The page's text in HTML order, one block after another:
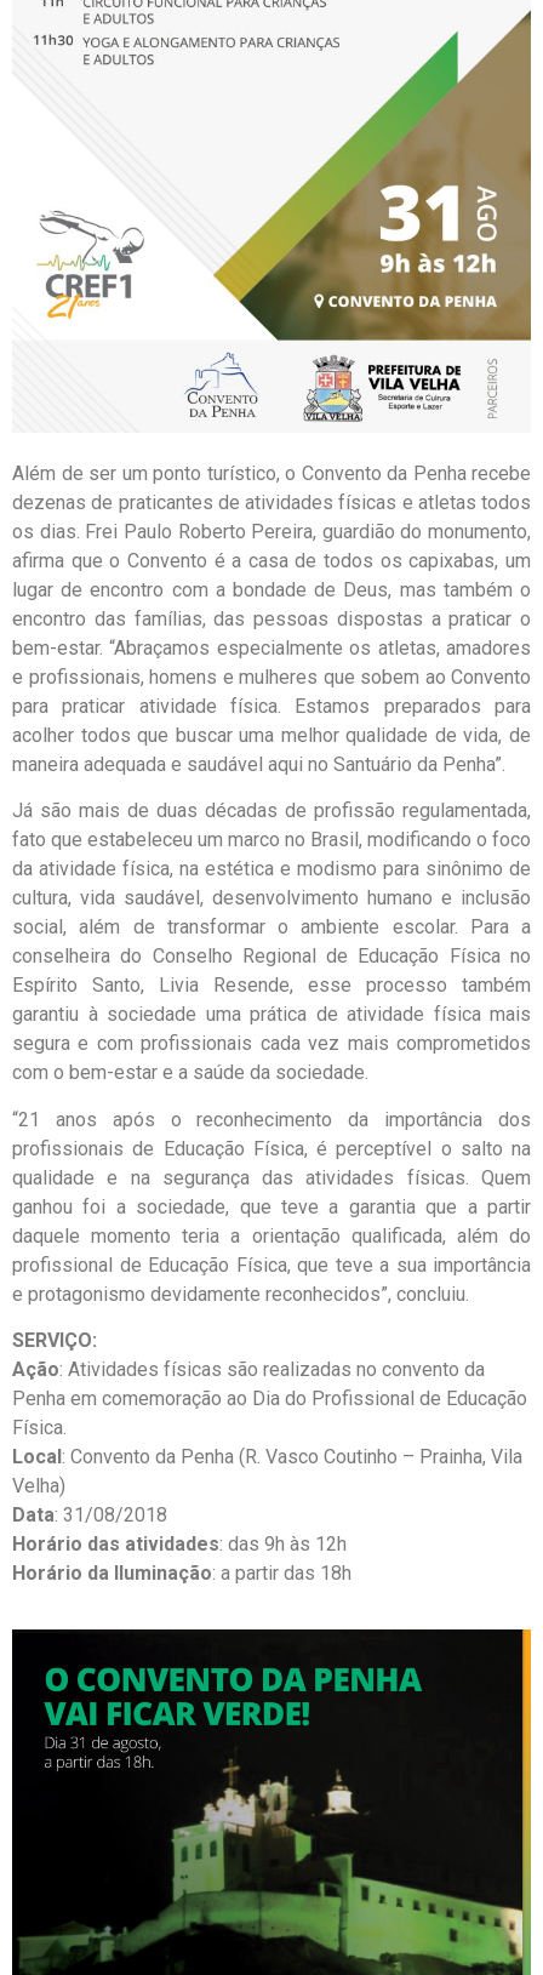
Além de ser um ponto turístico, o Convento da Penha recebe
dezenas de praticantes de atividades físicas e atletas todos
os dias. Frei Paulo Roberto Pereira, guardião do monumento,
afirma que o Convento é a casa de todos os capixabas, um
lugar de encontro com a bondade de Deus, mas também o
encontro das famílias, das pessoas dispostas a praticar o
bem-estar. “Abraçamos especialmente os atletas, amadores
e profissionais, homens e mulheres que sobem ao Convento
para praticar atividade física. Estamos preparados para
acolher todos que buscar uma melhor qualidade de vida, de
maneira adequada e saudável aqui no Santuário da Penha”.
Já são mais de duas décadas de profissão regulamentada,
fato que estabeleceu um marco no Brasil, modificando o foco
da atividade física, na estética e modismo para sinônimo de
cultura, vida saudável, desenvolvimento humano e inclusão
social, além de transformar o ambiente escolar. Para a
conselheira do Conselho Regional de Educação Física no
Espírito Santo, Livia Resende, esse processo também
garantiu à sociedade uma prática de atividade física mais
segura e com profissionais cada vez mais comprometidos
com o bem-estar e a saúde da sociedade.
“21 anos após o reconhecimento da importância dos
profissionais de Educação Física, é perceptível o salto na
qualidade e na segurança das atividades físicas. Quem
ganhou foi a sociedade, que teve a garantia que a partir
daquele momento teria a orientação qualificada, além do
profissional de Educação Física, que teve a sua importância
e protagonismo devidamente reconhecidos”, concluiu.
SERVIÇO:
Ação: Atividades físicas são realizadas no convento da
Penha em comemoração ao Dia do Profissional de Educação
Física.
Local: Convento da Penha (R. Vasco Coutinho – Prainha, Vila
Velha)
Data: 31/08/2018
Horário das atividades: das 9h às 12h
Horário da Iluminação: a partir das 18h